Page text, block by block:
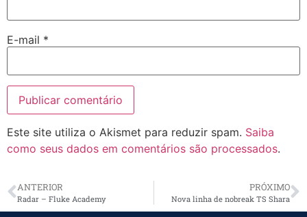
E-mail *
Este site utiliza o Akismet para reduzir spam. Saiba
como seus dados em comentários são processados.
ANTERIOR
Radar – Fluke Academy
PRÓXIMO
Nova linha de nobreak TS Shara